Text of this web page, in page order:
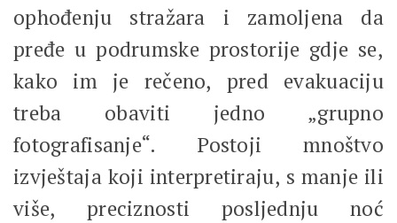
ophođenju stražara i zamoljena da
pređe u podrumske prostorije gdje se,
kako im je rečeno, pred evakuaciju
treba obaviti jedno „grupno
fotografisanje“. Postoji mnoštvo
izvještaja koji interpretiraju, s manje ili
više, preciznosti posljednju noć